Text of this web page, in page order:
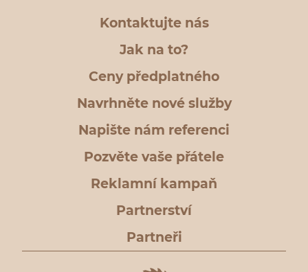
Kontaktujte nás
Jak na to?
Ceny předplatného
Navrhněte nové služby
Napište nám referenci
Pozvěte vaše přátele
Reklamní kampaň
Partnerství
Partneři